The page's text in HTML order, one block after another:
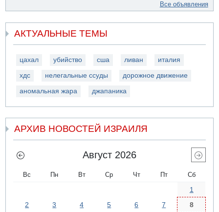
Все объявления
АКТУАЛЬНЫЕ ТЕМЫ
цахал убийство сша ливан италия
хдс нелегальные ссуды дорожное движение
аномальная жара джапаника
АРХИВ НОВОСТЕЙ ИЗРАИЛЯ
Август 2026
Вс Пн Вт Ср Чт Пт Сб
1
2
3 4 5 6 7
8